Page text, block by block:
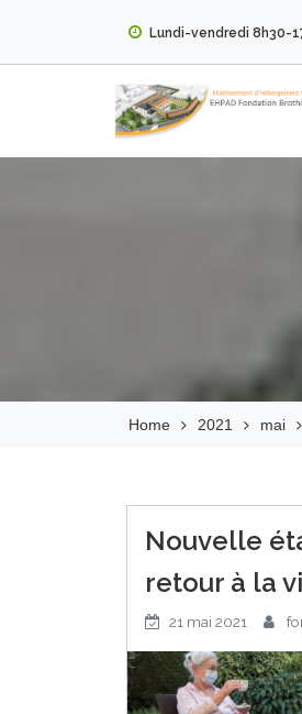
content
Lundi-vendredi 8h30-
EHPAD
Home 2021 mai
Nouvelle
retour à la
21 mai 2021